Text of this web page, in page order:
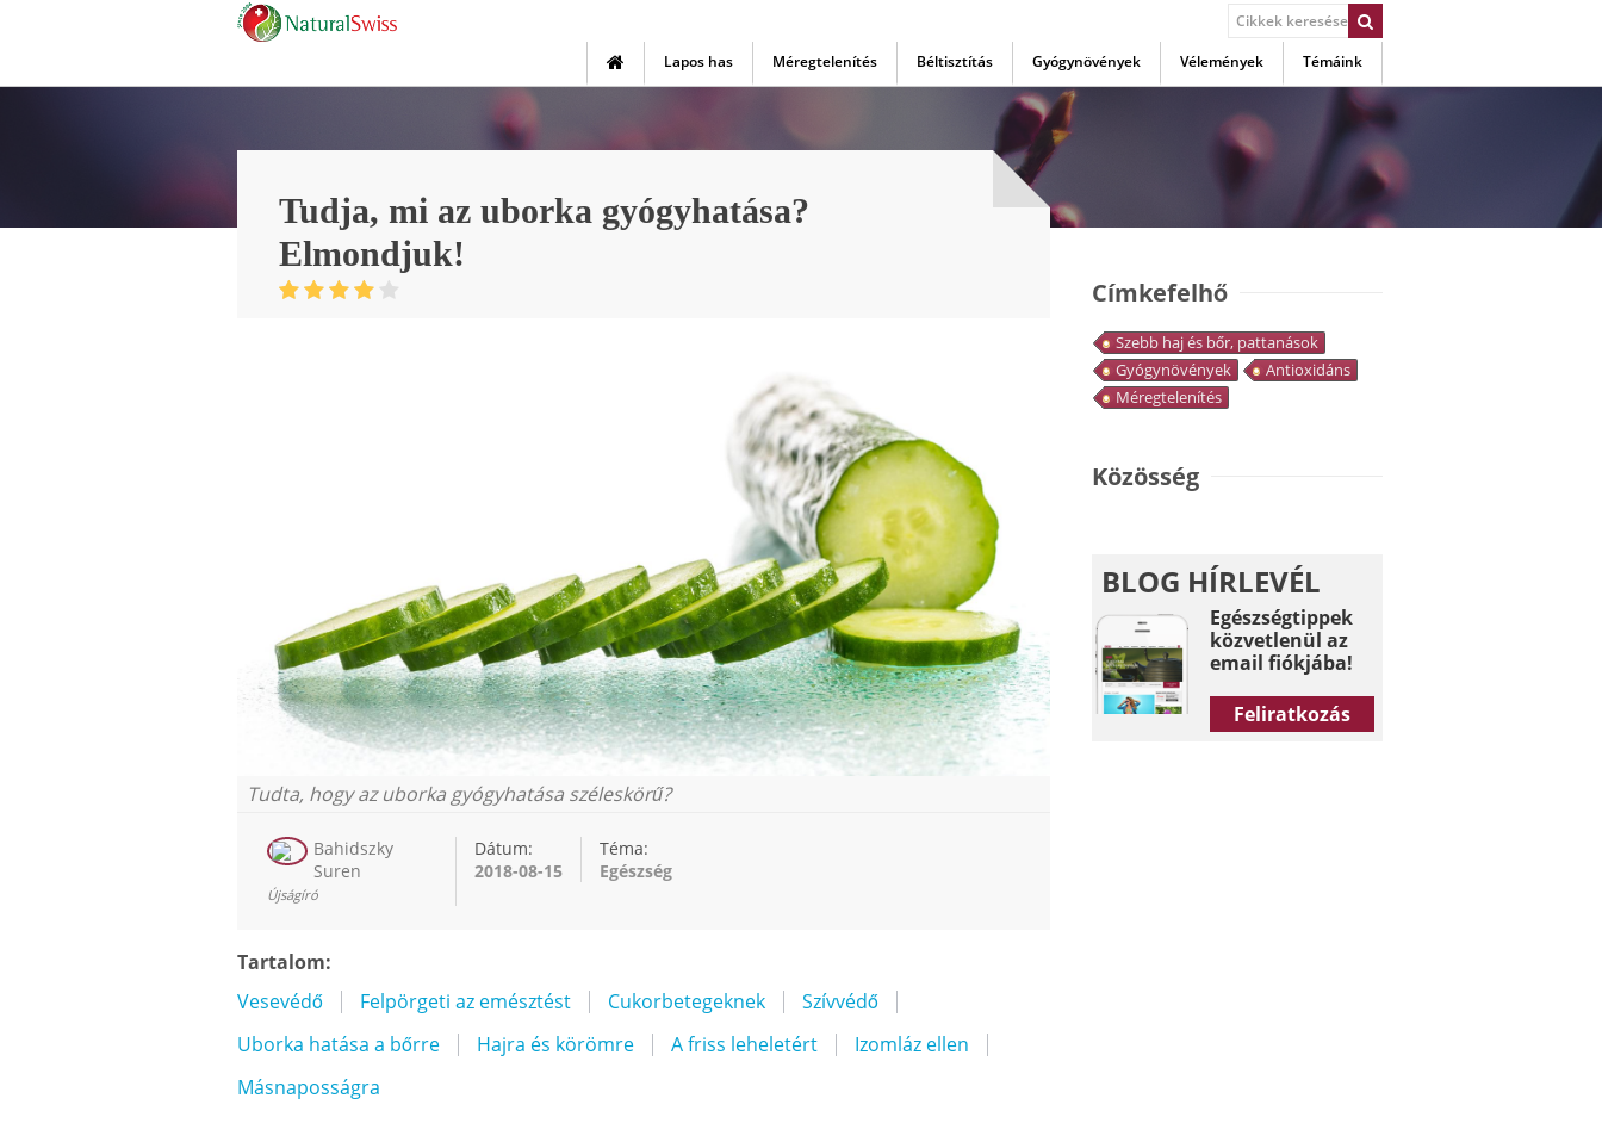
Lapos has Méregtelenítés Béltisztítás Gyógynövények Vélemények Témáink
Tudja, mi az uborka gyógyhatása?
Elmondjuk!
Tudta, hogy az uborka gyógyhatása széleskörű?
Bahidszky
Suren
Újságíró
Dátum:
2018-08-15
Téma:
Egészség
Tartalom:
Vesevédő
Felpörgeti az emésztést Cukorbetegeknek
Szívvédő
Uborka hatása a bőrre
Hajra és körömre A friss leheletért
Izomláz ellen
Másnaposságra
Címkefelhő
Szebb haj és bőr, pattanások
Gyógynövények
Antioxidáns
Méregtelenítés
Közösség
BLOG HÍRLEVÉL
Egészségtippek
közvetlenül az
email fiókjába!
Feliratkozás